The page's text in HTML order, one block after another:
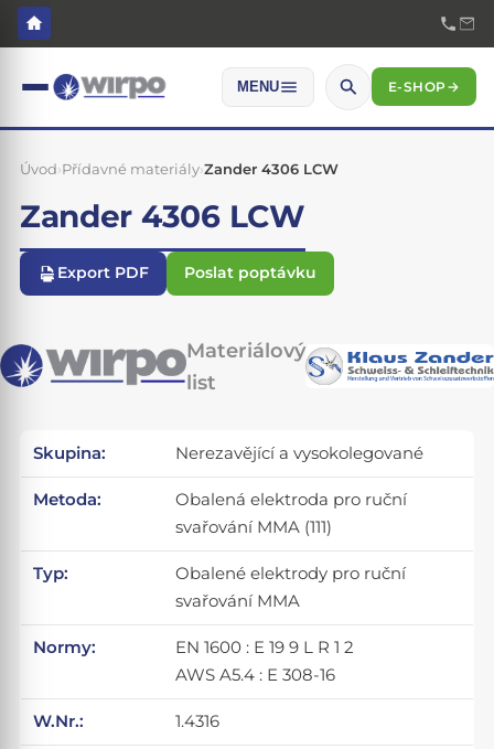
MENU E-SHOP→
Úvod›Přídavné materiály›Zander 4306 LCW
Zander 4306 LCW
Export PDF Poslat poptávku
Materiálový
list
Skupina: Nerezavějící a vysokolegované
Metoda:
Obalená elektroda pro ruční
svařování MMA (111)
Typ:
Obalené elektrody pro ruční
svařování MMA
Normy:
EN 1600 : E 19 9 L R 1 2
AWS A5.4 : E 308-16
W.Nr.: 1.4316